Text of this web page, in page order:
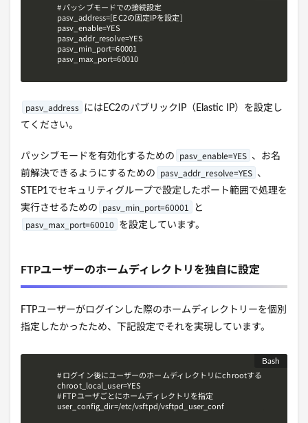
# パッシブモードでの接続設定
pasv_address=[EC2の固定IPを設定]
pasv_enable=YES
pasv_addr_resolve=YES
pasv_min_port=60001
pasv_max_port=60010
pasv_address
にはEC2のパブリックIP（Elastic IP）を設定し
てください。
パッシブモードを有効化するための pasv_enable=YES 、お名
前解決できるようにするための
pasv_addr_resolve=YES 、
STEP1でセキュリティグループで設定したポート範囲で処理を
実行させるための
pasv_min_port=60001 と
pasv_max_port=60010 を設定しています。
FTPユーザーのホームディレクトリを独自に設定
FTPユーザーがログインした際のホームディレクトリーを個別
指定したかったため、下記設定でそれを実現しています。
# ログイン後にユーザーのホームディレクトリにchrootする
chroot_local_user=YES
# FTPユーザごとにホームディレクトリを指定
user_config_dir=/etc/vsftpd/vsftpd_user_conf